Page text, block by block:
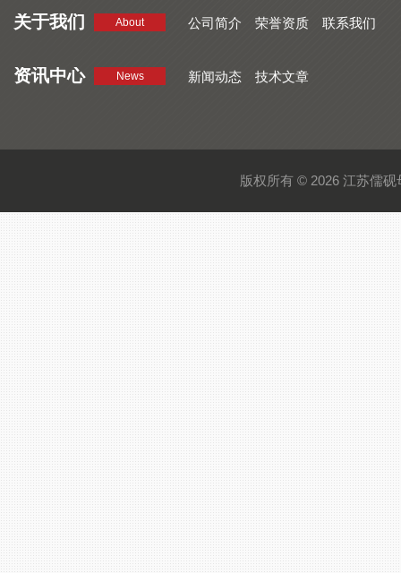
关于我们 About 公司简介 荣誉资质 联系我们
资讯中心 News 新闻动态 技术文章
版权所有 © 2026 江苏儒